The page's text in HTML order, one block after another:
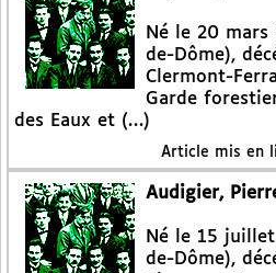
Né le 20
de-Dôme),
Clermont-
Garde
des Eaux et (…)
Article mis en
Audigier,
Né le 15
de-Dôme),